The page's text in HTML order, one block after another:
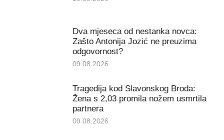
Dva mjeseca od nestanka novca:
Zašto Antonija Jozić ne preuzima
odgovornost?
09.08.2026
Tragedija kod Slavonskog Broda:
Žena s 2,03 promila nožem usmrtila
partnera
09.08.2026